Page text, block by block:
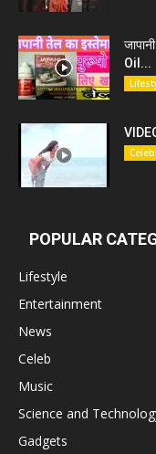
Oil...
Celeb
POPULAR
Lifestyle
Entertainment
News
Celeb
Music
Science and
Gadgets